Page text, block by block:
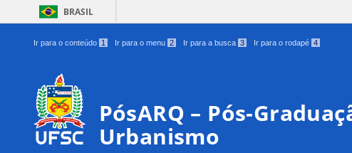
BRASIL
Ir para o conteúdo 1 Ir para o menu 2 Ir para a busca 3 Ir para o rodapé 4
PósARQ – Pós-
Urbanismo